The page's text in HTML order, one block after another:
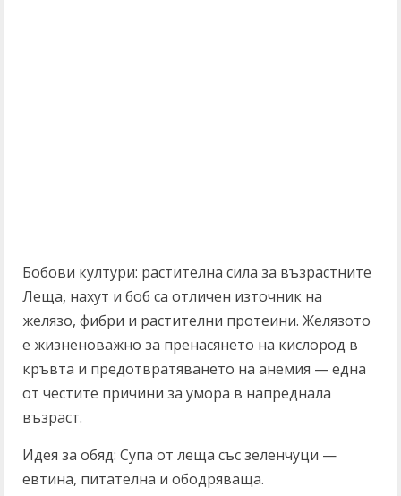
Бобови култури: растителна сила за възрастните
Леща, нахут и боб са отличен източник на
желязо, фибри и растителни протеини. Желязото
е жизненоважно за пренасянето на кислород в
кръвта и предотвратяването на анемия — една
от честите причини за умора в напреднала
възраст.
Идея за обяд: Супа от леща със зеленчуци —
евтина, питателна и ободряваща.